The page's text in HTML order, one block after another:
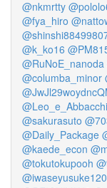
@nkmrtty
@fya_hiro
@k_ko16
@RuNoE_nanoda
@columba_minor
@sakurasuto
@Daily_Package
@kaede_econ
@tokutokupooh